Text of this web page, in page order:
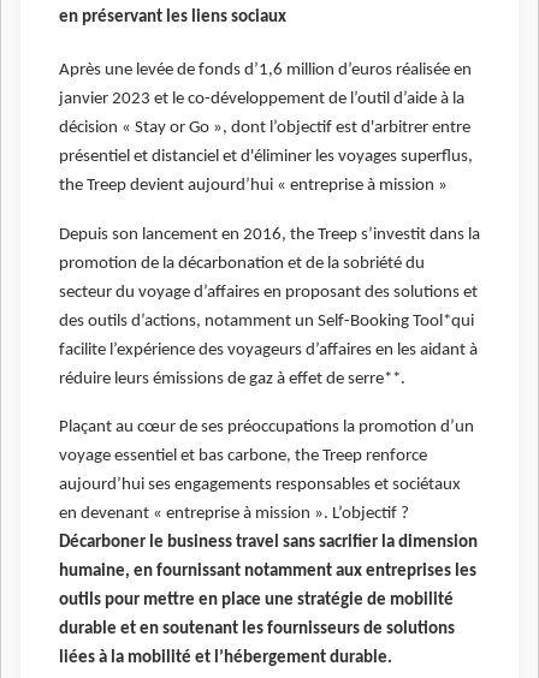
en préservant les liens sociaux
Après une levée de fonds d’1,6 million d’euros réalisée en
janvier 2023 et le co-développement de l’outil d’aide à la
décision « Stay or Go », dont l’objectif est d'arbitrer entre
présentiel et distanciel et d'éliminer les voyages superflus,
the Treep devient aujourd’hui « entreprise à mission »
Depuis son lancement en 2016, the Treep s’investit dans la
promotion de la décarbonation et de la sobriété du
secteur du voyage d’affaires en proposant des solutions et
des outils d’actions, notamment un Self-Booking Tool*qui
facilite l’expérience des voyageurs d’affaires en les aidant à
réduire leurs émissions de gaz à effet de serre**.
Plaçant au cœur de ses préoccupations la promotion d’un
voyage essentiel et bas carbone, the Treep renforce
aujourd’hui ses engagements responsables et sociétaux
en devenant « entreprise à mission ». L’objectif ?
Décarboner le business travel sans sacrifier la dimension
humaine, en fournissant notamment aux entreprises les
outils pour mettre en place une stratégie de mobilité
durable et en soutenant les fournisseurs de solutions
liées à la mobilité et l’hébergement durable.